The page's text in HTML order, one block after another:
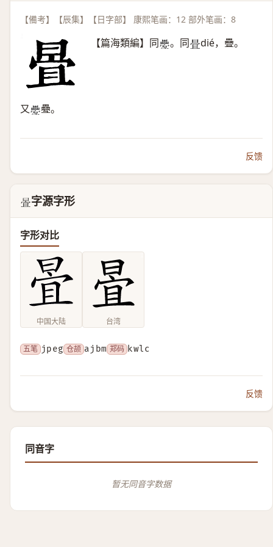
【備考】【辰集】【日字部】 康熙笔画：12 部外笔画：8
【篇海類編】同𤴁 。同𣆹 dié，疊。
又𤴁 疉。
反馈
𣈍 字源字形
字形对比
中国大陆 台湾
五笔 jpeg 仓颉 ajbm 郑码 kwlc
反馈
同音字
暂无同音字数据